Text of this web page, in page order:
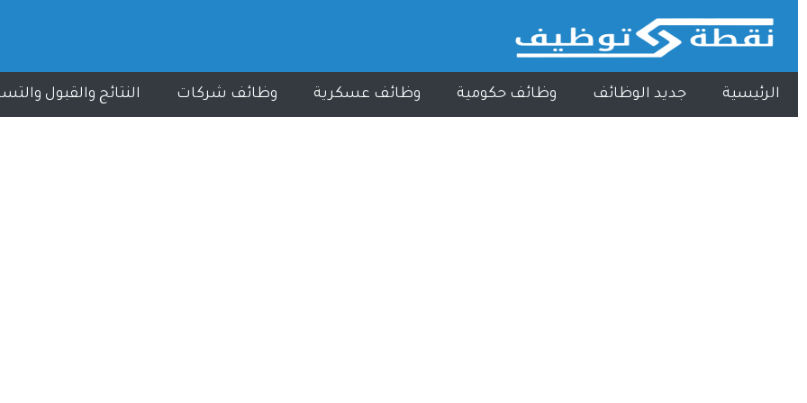
الرئيسية جديد الوظائف وظائف حكومية وظائف عسكرية وظائف شركات النتائج والقبول